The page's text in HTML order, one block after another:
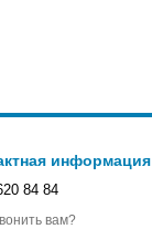
информация
84 84
вам?